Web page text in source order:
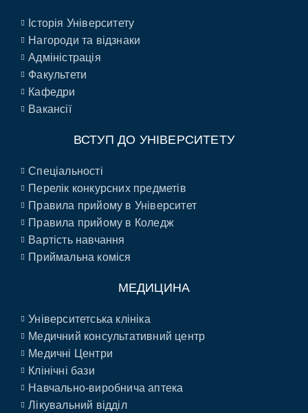
Історія Університету
Нагороди та відзнаки
Адміністрація
Факультети
Кафедри
Вакансії
ВСТУП ДО УНІВЕРСИТЕТУ
Спеціальності
Перелік конкурсних предметів
Правила прийому в Університет
Правила прийому в Коледж
Вартість навчання
Приймальна коміся
МЕДИЦИНА
Університетська клініка
Медичний консультативний центр
Медичні Центри
Клінічні бази
Навчально-виробнича аптека
Лікувальний відділ